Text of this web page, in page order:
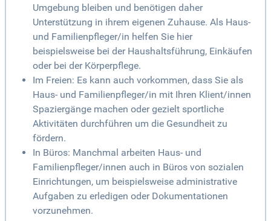
Umgebung bleiben und benötigen daher
Unterstützung in ihrem eigenen Zuhause. Als Haus-
und Familienpfleger/in helfen Sie hier
beispielsweise bei der Haushaltsführung, Einkäufen
oder bei der Körperpflege.
Im Freien: Es kann auch vorkommen, dass Sie als
Haus- und Familienpfleger/in mit Ihren Klient/innen
Spaziergänge machen oder gezielt sportliche
Aktivitäten durchführen um die Gesundheit zu
fördern.
In Büros: Manchmal arbeiten Haus- und
Familienpfleger/innen auch in Büros von sozialen
Einrichtungen, um beispielsweise administrative
Aufgaben zu erledigen oder Dokumentationen
vorzunehmen.